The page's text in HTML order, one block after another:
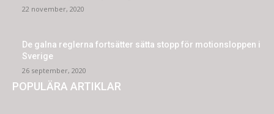
22 november, 2020
De galna reglerna fortsätter sätta stopp för motionsloppen i
Sverige
26 september, 2020
POPULÄRA ARTIKLAR